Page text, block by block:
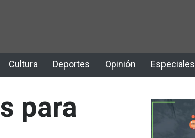
Cultura Deportes Opinión Especiales
para